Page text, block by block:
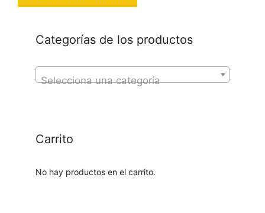
Categorías de los productos
Selecciona una categoría
Carrito
No hay productos en el carrito.